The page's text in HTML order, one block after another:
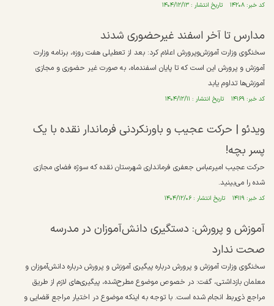
کد خبر: ۱۴۲۰۸ تاریخ انتشار : ۱۴۰۴/۱۲/۱۳
مدارس تا آخر اسفند غیرحضوری شدند
سخنگوی وزارت آموزش‌وپرورش اعلام کرد: بعد از تعطیلی هفت روزه، برنامه وزارت
آموزش و پرورش این است که تا پایان اسفندماه، به صورت غیر حضوری و مجازی
آموزش‌ها تداوم یابد
کد خبر: ۱۴۱۶۹ تاریخ انتشار : ۱۴۰۴/۱۲/۱۱
ویدئو | حرکت عجیب و باورنکردنی فرماندار نقده با یک
پسر بچه!
حرکت عجیب امیرعباس جعفری فرمانداری شهرستان نقده که سوژه فضای مجازی
شده را می‌بینید.
کد خبر: ۱۴۱۱۹ تاریخ انتشار : ۱۴۰۴/۱۲/۰۶
آموزش و پرورش: دستگیری دانش‌آموزان در مدرسه
صحت ندارد
سخنگوی وزارت آموزش و پرورش درباره پیگیری آموزش و پرورش درباره دانش‌آموزان و
معلمان بازداشتی، گفت: در خصوص موضوع مطرح‌شده، پیگیری‌های لازم از طریق
مراجع ذی‌ربط انجام شده است. با توجه به اینکه موضوع در اختیار مراجع قضایی و